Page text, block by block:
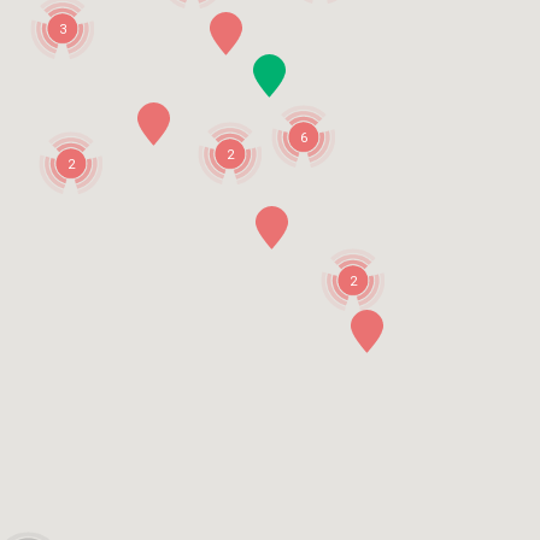
2
2
6
2
3